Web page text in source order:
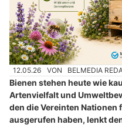
12.05.26 VON BELMEDIA
Bienen stehen heute wie
Artenvielfalt und
den die Vereinten Nationen
ausgerufen haben, lenkt